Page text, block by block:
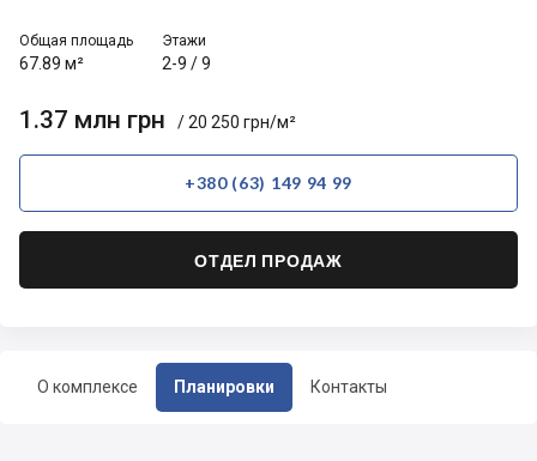
О комплексе Планировки Контакты
Общая площадь
67.89 м²
Этажи
2-9 /9
1.37 млн грн / 20 250 грн/м²
+380 (63) 149 94 99
ОТДЕЛ ПРОДАЖ